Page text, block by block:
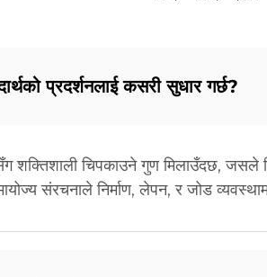
प्रदर्शनलाई कसरी सुधार गर्छ?
शक्तिशाली चिपकाउने गुण मिलाउँदछ, जसले
संरचनाले निर्माण, लेपन, र जोड